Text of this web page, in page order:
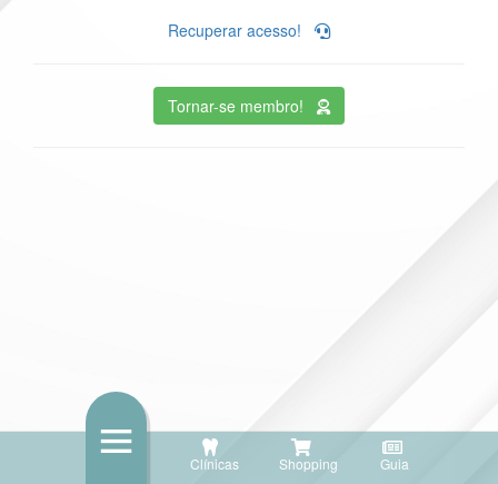
Clínicas Shopping Guia
Recuperar acesso!
Tornar-se membro!